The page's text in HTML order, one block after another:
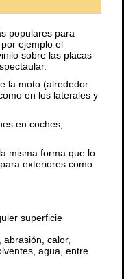
populares para
ejemplo el
sobre las placas
la moto (alrededor
en los laterales y
en coches,
misma forma que lo
exteriores como
superficie
calor,
agua, entre